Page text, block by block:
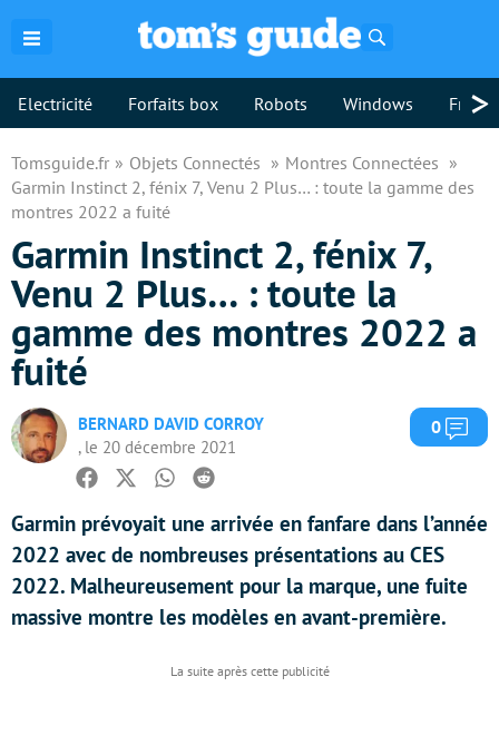
Electricité Forfaits box Robots Windows >
Tomsguide.fr Objets Connectés
Montres Connectées
Garmin Instinct 2, fénix 7, Venu 2 Plus… : toute la gamme des
montres 2022 a fuité
Garmin Instinct 2, fénix 7,
Venu 2 Plus… : toute la
gamme des montres 2022 a
fuité
BERNARD DAVID CORROY
, le 20 décembre 2021
0
Facebook
TwitterWhatsapp
Reddit
Garmin prévoyait une arrivée en fanfare dans l’année
2022 avec de nombreuses présentations au CES
2022. Malheureusement pour la marque, une fuite
massive montre les modèles en avant-première.